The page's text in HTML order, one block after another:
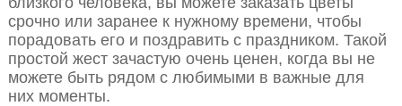
срочно или заранее к нужному времени, чтобы
порадовать его и поздравить с праздником. Такой
простой жест зачастую очень ценен, когда вы не
можете быть рядом с любимыми в важные для
них моменты.